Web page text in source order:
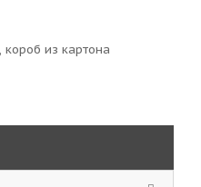
из картона